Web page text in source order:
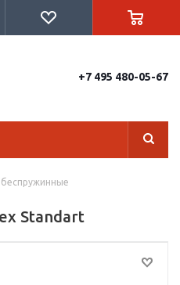
+7 495 480-05-67
Standart